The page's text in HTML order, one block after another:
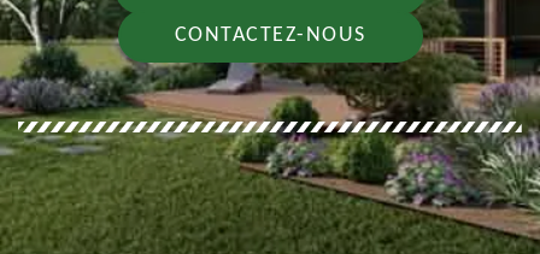
CONTACTEZ-NOUS